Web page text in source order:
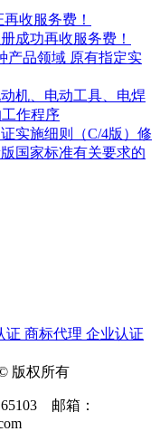
收服务费！
成功再收服务费！
产品领域 原有指定实
机、电动工具、电焊
作程序
实施细则（C/4版）修
国家标准有关要求的
证 商标代理 企业认证
版权所有
邮箱：